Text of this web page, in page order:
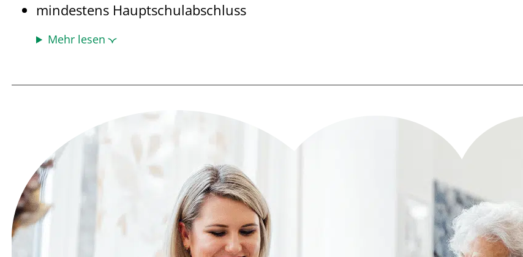
mindestens Hauptschulabschluss
Mehr lesen